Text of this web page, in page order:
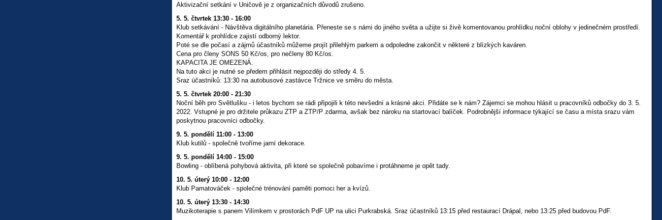
Aktivizační setkání v Uničově je z organizačních důvodů zrušeno.
5. 5. čtvrtek 13:30 - 16:00
Klub setkávání - Návštěva digitálního planetária. Přeneste se s námi do jiného světa a užijte si živě komentovanou prohlídku noční oblohy v jedinečném prostředí.
Komentář k prohlídce zajistí odborný lektor.
Poté se dle počasí a zájmů účastníků můžeme projít přilehlým parkem a odpoledne zakončit v některé z blízkých kaváren.
Cena pro členy SONS 50 Kč/os, pro nečleny 80 Kč/os.
KAPACITA JE OMEZENÁ.
Na tuto akci je nutné se předem přihlásit nejpozději do středy 4. 5.
Sraz účastníků: 13:30 na autobusové zastávce Tržnice ve směru do města.
5. 5. čtvrtek 20:00 - 21:30
Noční běh pro Světlušku - i letos bychom se rádi připojili k této nevšední a krásné akci. Přidáte se k nám? Zájemci se mohou hlásit u pracovníků odbočky do 3. 5.
2022. Vstupné je pro držitele průkazu ZTP a ZTP/P zdarma, avšak bez nároku na startovací balíček. Podrobnější informace týkající se času a místa srazu vám
poskytnou pracovníci odbočky.
9. 5. pondělí 11:00 - 13:00
Klub kutilů - společně tvoříme jarní dekorace.
9. 5. pondělí 14:00 - 15:00
Bowling - oblíbená pohybová aktivita, při které se společně pobavíme i protáhneme je opět tady.
10. 5. úterý 10:00 - 12:00
Klub Pamatováček - společné trénování paměti pomoci her a kvízů.
10. 5. úterý 13:30 - 14:30
Muzikoterapie s panem Vilímkem v prostorách PdF UP na ulici Purkrabská. Sraz účastníků 13:15 před restaurací Drápal, nebo 13:25 před budovou PdF.